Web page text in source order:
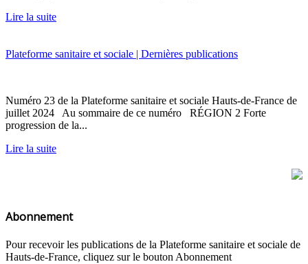
Lire la suite
Plateforme sanitaire et sociale | Dernières publications
Numéro 23 de la Plateforme sanitaire et sociale Hauts-de-France de
juillet 2024 Au sommaire de ce numéro RÉGION 2 Forte
progression de la...
Lire la suite
Abonnement
Pour recevoir les publications de la Plateforme sanitaire et sociale de
Hauts-de-France, cliquez sur le bouton Abonnement